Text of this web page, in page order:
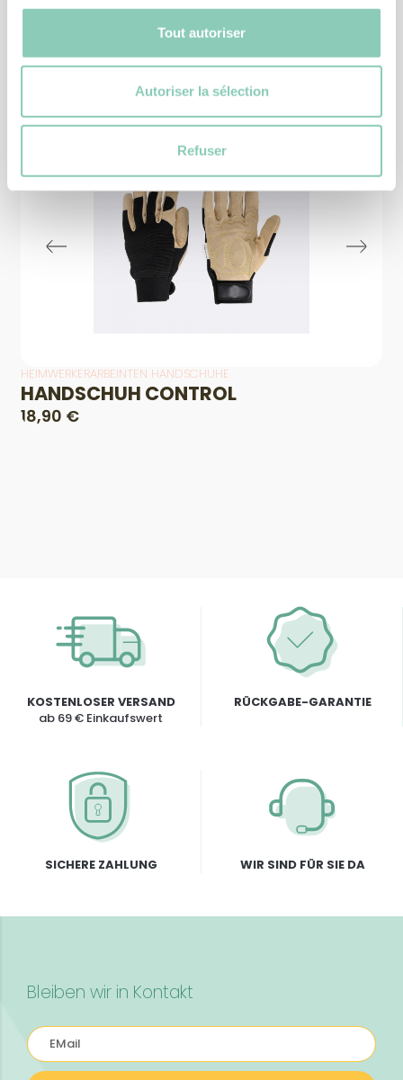
Tout autoriser
Autoriser la sélection
Refuser
Ähnliche Produkte
HEIMWERKERARBEINTEN HANDSCHUHE
HANDSCHUH CONTROL
18,90 €
KOSTENLOSER VERSAND
ab 69 € Einkaufswert
RÜCKGABE-GARANTIE
SICHERE ZAHLUNG WIR SIND FÜR SIE DA
Bleiben wir in Kontakt